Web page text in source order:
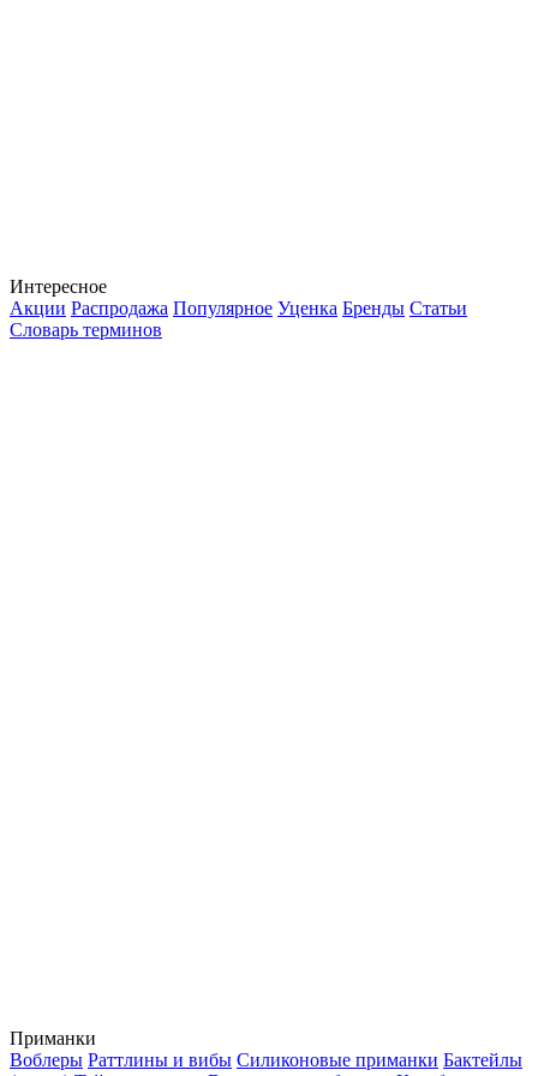
Интересное
Акции Распродажа Популярное Уценка Бренды Статьи
Словарь терминов
Приманки
Воблеры Раттлины и вибы Силиконовые приманки Бактейлы